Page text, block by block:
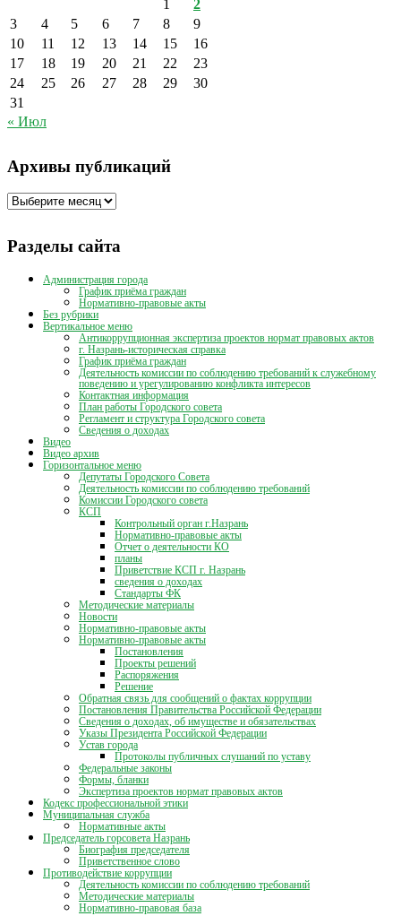
1
2
3
4 5 6 7 8
9
10
11 12 13 14 15
16
17
18 19 20 21 22
23
24
25 26 27 28 29
30
31
« Июл
Архивы публикаций
Архивы
Разделы сайта
Администрация города
График приёма граждан
Нормативно-правовые акты
Без рубрики
Вертикальное меню
Антикоррупционная экспертиза проектов нормат правовых актов
г. Назрань-историческая справка
График приёма граждан
Деятельность комиссии по соблюдению требований к служебному
поведению и урегулированию конфликта интересов
Контактная информация
План работы Городского совета
Регламент и структура Городского совета
Сведения о доходах
Видео
Видео архив
Горизонтальное меню
Депутаты Городского Совета
Деятельность комиссии по соблюдению требований
Комиссии Городского совета
КСП
Контрольный орган г.Назрань
Нормативно-правовые акты
Отчет о деятельности КО
планы
Приветствие КСП г. Назрань
сведения о доходах
Стандарты ФК
Методические материалы
Новости
Нормативно-правовые акты
Нормативно-правовые акты
Постановления
Проекты решений
Распоряжения
Решение
Обратная связь для сообщений о фактах коррупции
Постановления Правительства Российской Федерации
Сведения о доходах, об имуществе и обязательствах
Указы Президента Российской Федерации
Устав города
Протоколы публичных слушаний по уставу
Федеральные законы
Формы, бланки
Экспертиза проектов нормат правовых актов
Кодекс профессиональной этики
Муниципальная служба
Нормативные акты
Председатель горсовета Назрань
Биография председателя
Приветственное слово
Противодействие коррупции
Деятельность комиссии по соблюдению требований
Методические материалы
Нормативно-правовая база